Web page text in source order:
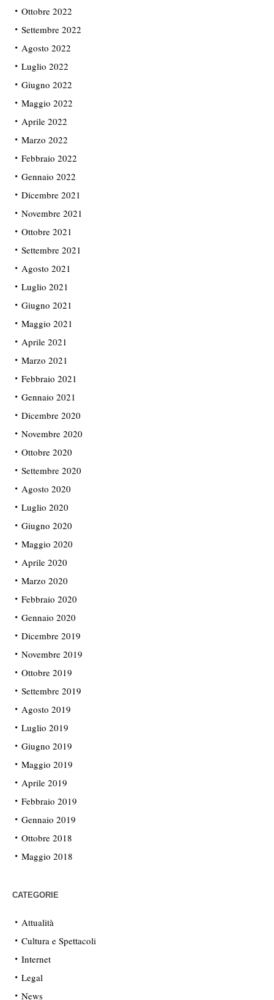
Ottobre 2022
Settembre 2022
Agosto 2022
Luglio 2022
Giugno 2022
Maggio 2022
Aprile 2022
Marzo 2022
Febbraio 2022
Gennaio 2022
Dicembre 2021
Novembre 2021
Ottobre 2021
Settembre 2021
Agosto 2021
Luglio 2021
Giugno 2021
Maggio 2021
Aprile 2021
Marzo 2021
Febbraio 2021
Gennaio 2021
Dicembre 2020
Novembre 2020
Ottobre 2020
Settembre 2020
Agosto 2020
Luglio 2020
Giugno 2020
Maggio 2020
Aprile 2020
Marzo 2020
Febbraio 2020
Gennaio 2020
Dicembre 2019
Novembre 2019
Ottobre 2019
Settembre 2019
Agosto 2019
Luglio 2019
Giugno 2019
Maggio 2019
Aprile 2019
Febbraio 2019
Gennaio 2019
Ottobre 2018
Maggio 2018
CATEGORIE
Attualità
Cultura e Spettacoli
Internet
Legal
News